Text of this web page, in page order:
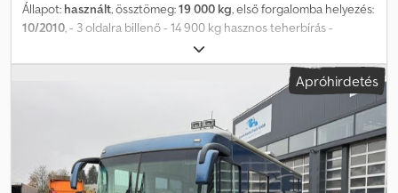
Állapot: használt, össztömeg:19 000 kg, első forgalomba helyezés:
10/2010, - 3 oldalra billenő - 14 900 kg hasznos teherbírás -
Apróhirdetés